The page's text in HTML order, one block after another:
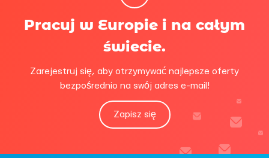
Pracuj w Europie i na całym
świecie.
Zarejestruj się, aby otrzymywać najlepsze oferty
bezpośrednio na swój adres e-mail!
Zapisz się